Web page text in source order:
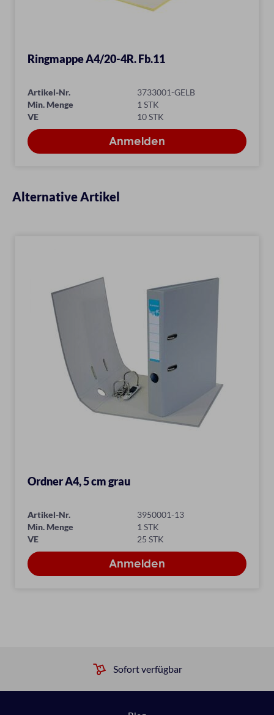
Ringmappe A4/20-4R. Fb.11
Artikel-Nr.
3733001-GELB
Min. Menge
1 STK
VE
10 STK
Alternative Artikel
Ordner A4, 5 cm grau
Artikel-Nr.
3950001-13
Min. Menge
1 STK
VE
25 STK
Sofort verfügbar